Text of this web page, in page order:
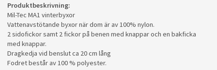
Produktbeskrivning:
Mil-Tec MA1 vinterbyxor
Vattenavstötande byxor när dom är av 100% nylon.
2 sidofickor samt 2 fickor på benen med knappar och en bakficka
med knappar.
Dragkedja vid benslut ca 20 cm lång
Fodret består av 100 % polyester.